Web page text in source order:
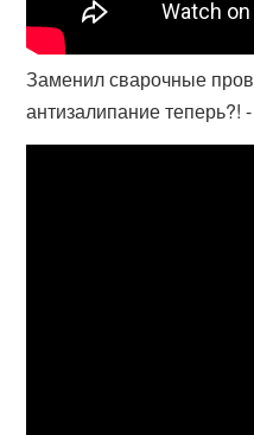
Заменил сварочные
антизалипание